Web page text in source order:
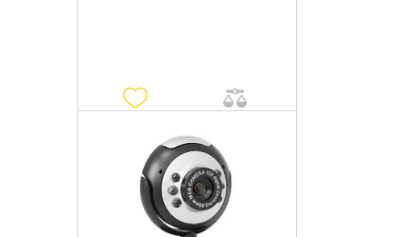
УТОЧНИТЬ НАЛИЧИЕ